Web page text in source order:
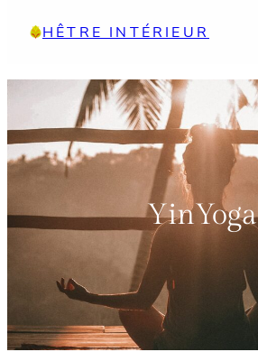
HÊTRE INTÉRIEUR
YinYoga